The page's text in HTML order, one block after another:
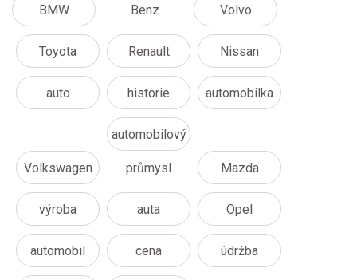
BMW Benz Volvo
Toyota Renault Nissan
auto historie automobilka
Volkswagen
automobilový
průmysl Mazda
výroba auta Opel
automobil cena údržba